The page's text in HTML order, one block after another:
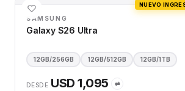
NUEVO
SAMSUNG
Galaxy S26 Ultra
12GB/256GB 12GB/512GB 12GB/1TB
DESDE USD 1,095 ⇄